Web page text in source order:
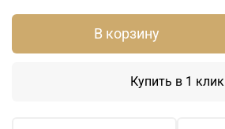
В корзину
Купить в 1 клик